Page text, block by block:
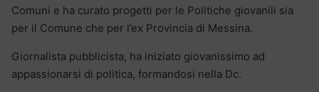
Comuni e ha curato progetti per le Politiche giovanili sia
per il Comune che per l’ex Provincia di Messina.
Giornalista pubblicista, ha iniziato giovanissimo ad
appassionarsi di politica, formandosi nella Dc.